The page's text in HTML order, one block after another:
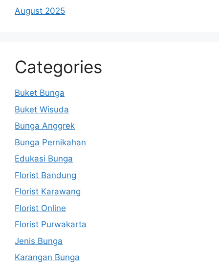
August 2025
Categories
Buket Bunga
Buket Wisuda
Bunga Anggrek
Bunga Pernikahan
Edukasi Bunga
Florist Bandung
Florist Karawang
Florist Online
Florist Purwakarta
Jenis Bunga
Karangan Bunga